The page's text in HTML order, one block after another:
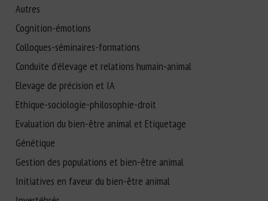
Autres
Cognition-émotions
Colloques-séminaires-formations
Conduite d'élevage et relations humain-animal
Elevage de précision et IA
Ethique-sociologie-philosophie-droit
Evaluation du bien-être animal et Etiquetage
Génétique
Gestion des populations et bien-être animal
Initiatives en faveur du bien-être animal